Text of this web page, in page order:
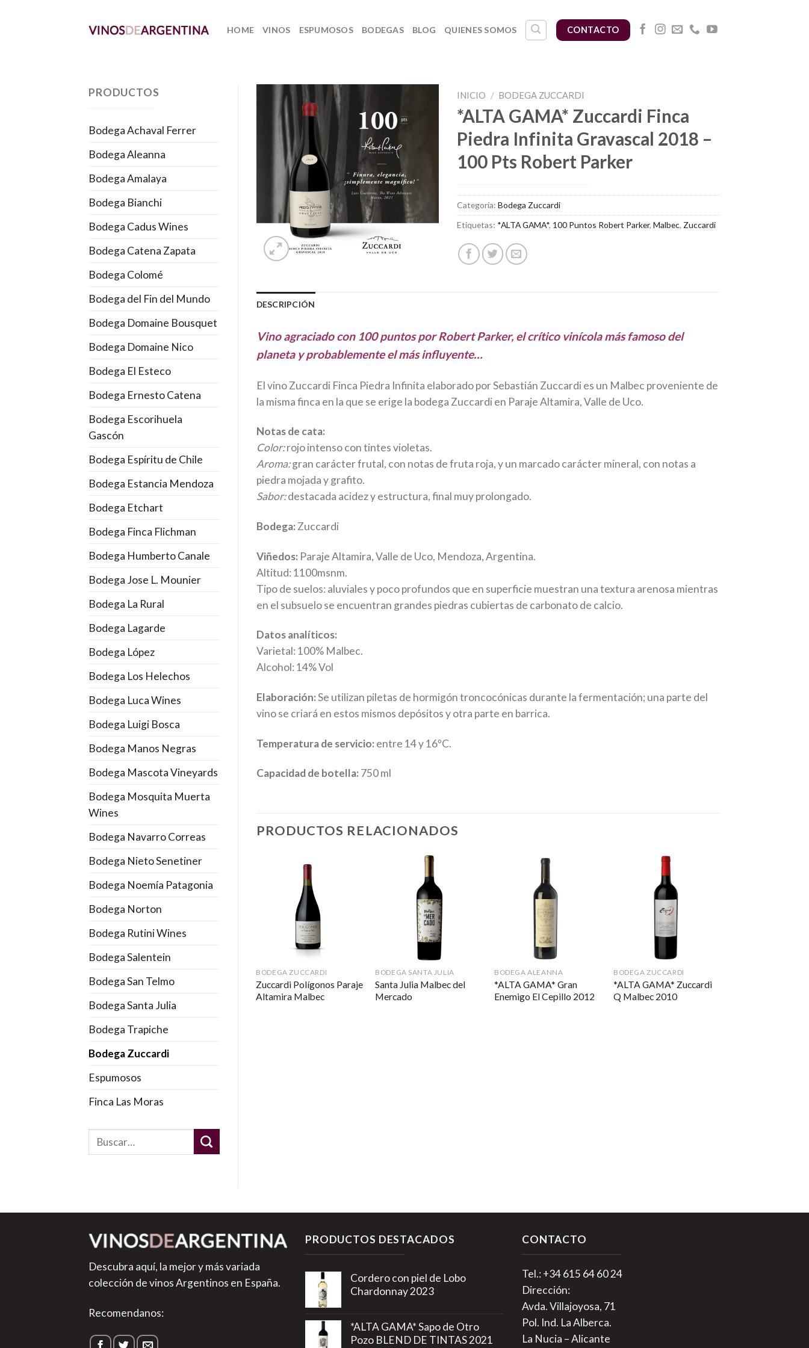
HOME VINOS ESPUMOSOS BODEGAS BLOG QUIENES SOMOS CONTACTO
PRODUCTOS
Bodega Achaval Ferrer
Bodega Aleanna
Bodega Amalaya
Bodega Bianchi
Bodega Cadus Wines
Bodega Catena Zapata
Bodega Colomé
Bodega del Fin del Mundo
Bodega Domaine Bousquet
Bodega Domaine Nico
Bodega El Esteco
Bodega Ernesto Catena
Bodega Escorihuela
Gascón
Bodega Espíritu de Chile
Bodega Estancia Mendoza
Bodega Etchart
Bodega Finca Flichman
Bodega Humberto Canale
Bodega Jose L. Mounier
Bodega La Rural
Bodega Lagarde
Bodega López
Bodega Los Helechos
Bodega Luca Wines
Bodega Luigi Bosca
Bodega Manos Negras
Bodega Mascota Vineyards
Bodega Mosquita Muerta
Wines
Bodega Navarro Correas
Bodega Nieto Senetiner
Bodega Noemía Patagonia
Bodega Norton
Bodega Rutini Wines
Bodega Salentein
Bodega San Telmo
Bodega Santa Julia
Bodega Trapiche
Bodega Zuccardi
Espumosos
Finca Las Moras
INICIO / BODEGA ZUCCARDI
*ALTA GAMA* Zuccardi Finca
Piedra Infinita Gravascal 2018 –
100 Pts Robert Parker
Categoría:Bodega Zuccardi
Etiquetas: *ALTA GAMA*, 100 Puntos Robert Parker,Malbec, Zuccardi
DESCRIPCIÓN
Vino agraciado con 100 puntos por Robert Parker, el crítico vinícola más famoso del
planeta y probablemente el más influyente…
El vino Zuccardi Finca Piedra Infinita elaborado por Sebastián Zuccardi es un Malbec proveniente de
la misma finca en la que se erige la bodega Zuccardi en Paraje Altamira, Valle de Uco.
Notas de cata:
Color:rojo intenso con tintes violetas.
Aroma:gran carácter frutal, con notas de fruta roja, y un marcado carácter mineral, con notas a
piedra mojada y grafito.
Sabor:destacada acidez y estructura, final muy prolongado.
Bodega:Zuccardi
Viñedos:Paraje Altamira, Valle de Uco, Mendoza, Argentina.
Altitud: 1100msnm.
Tipo de suelos: aluviales y poco profundos que en superficie muestran una textura arenosa mientras
en el subsuelo se encuentran grandes piedras cubiertas de carbonato de calcio.
Datos analíticos:
Varietal: 100% Malbec.
Alcohol: 14% Vol
Elaboración:Se utilizan piletas de hormigón troncocónicas durante la fermentación; una parte del
vino se criará en estos mismos depósitos y otra parte en barrica.
Temperatura de servicio:entre 14 y 16ºC.
Capacidad de botella:750 ml
PRODUCTOS RELACIONADOS
BODEGA ZUCCARDI
Zuccardi Polígonos Paraje
Altamira Malbec
BODEGA SANTA JULIA
Santa Julia Malbec del
Mercado
BODEGA ALEANNA
*ALTA GAMA* Gran
Enemigo El Cepillo 2012
BODEGA ZUCCARDI
*ALTA GAMA* Zuccardi
Q Malbec 2010
Don David Reserve
*ALTA GAMA*
Reserva Malbec 2019
Descubra aquí, la mejor y más variada
colección de vinos Argentinos en España.
Recomendanos:
PRODUCTOS DESTACADOS
Cordero con piel de Lobo
Chardonnay 2023
*ALTA GAMA* Sapo de Otro
Pozo BLEND DE TINTAS 2021
CONTACTO
Tel.: +34 615 64 60 24
Dirección:
Avda. Villajoyosa, 71
Pol. Ind. La Alberca.
La Nucia – Alicante